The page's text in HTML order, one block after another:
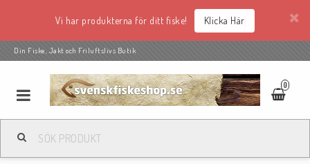
Vi har produkterna för ditt fiske! Klicka Här
Din Fiske, Jakt och Friluftslivs Butik
0